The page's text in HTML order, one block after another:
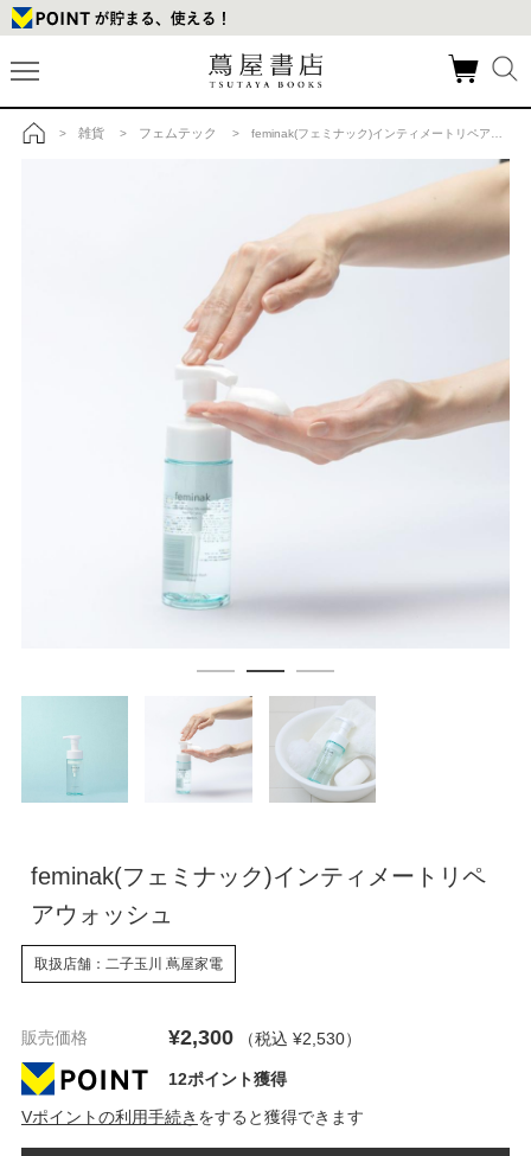
> 雑貨 > フェムテック > feminak(フェミナック)インティメートリペアウォッシュの商品詳細
feminak(フェミナック)インティメートリペ
アウォッシュ
取扱店舗：二子玉川 蔦屋家電
販売価格 ¥2,300 （税込 ¥2,530）
12ポイント獲得
Vポイントの利用手続き をすると獲得できます